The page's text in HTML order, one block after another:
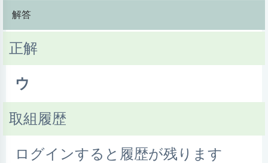
解答
正解
ウ
取組履歴
ログインすると履歴が残ります